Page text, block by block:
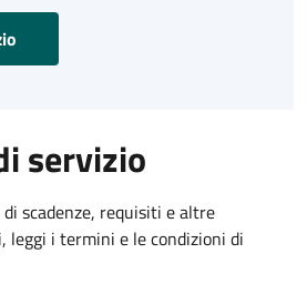
servizio
scadenze, requisiti e altre
i termini e le condizioni di